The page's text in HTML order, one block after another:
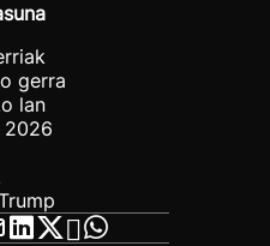
gerra
lan
2026